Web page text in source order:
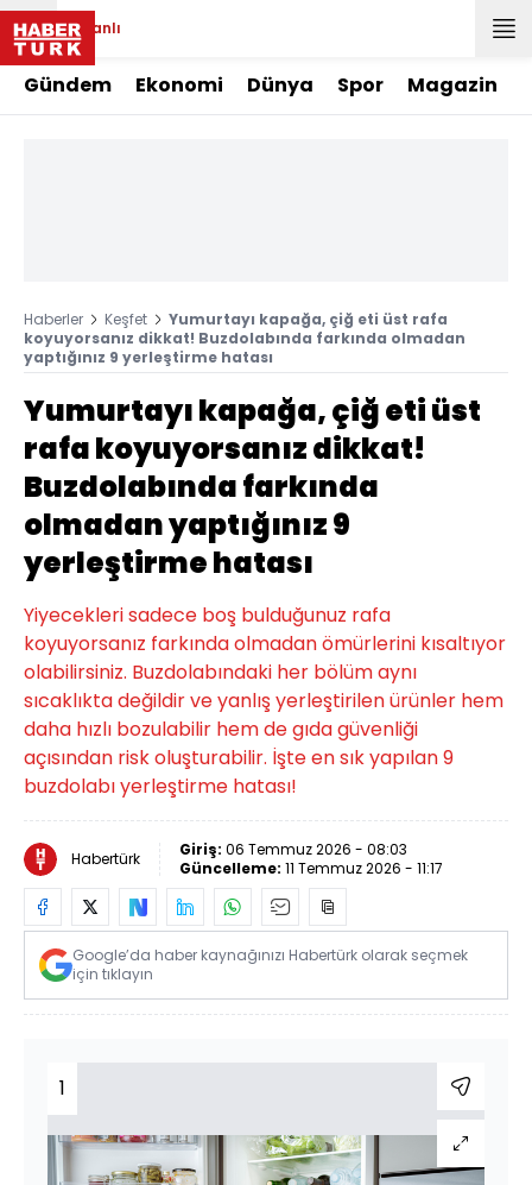
Canlı
Gündem Ekonomi Dünya Spor Magazin
Haberler Keşfet
Yumurtayı kapağa, çiğ eti üst rafa
koyuyorsanız dikkat! Buzdolabında farkında olmadan
yaptığınız 9 yerleştirme hatası
Yumurtayı kapağa, çiğ eti üst
rafa koyuyorsanız dikkat!
Buzdolabında farkında
olmadan yaptığınız 9
yerleştirme hatası
Yiyecekleri sadece boş bulduğunuz rafa
koyuyorsanız farkında olmadan ömürlerini kısaltıyor
olabilirsiniz. Buzdolabındaki her bölüm aynı
sıcaklıkta değildir ve yanlış yerleştirilen ürünler hem
daha hızlı bozulabilir hem de gıda güvenliği
açısından risk oluşturabilir. İşte en sık yapılan 9
buzdolabı yerleştirme hatası!
Habertürk Giriş: 06 Temmuz 2026 - 08:03
Güncelleme: 11 Temmuz 2026 - 11:17
Google’da haber kaynağınızı Habertürk olarak seçmek
için tıklayın
1